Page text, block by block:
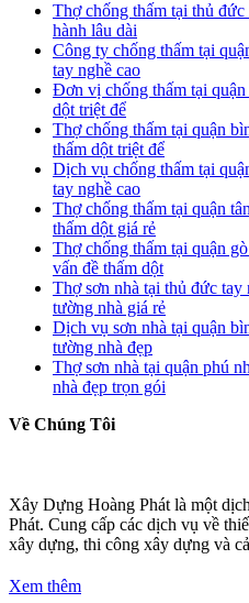
Thợ chống thấm tại thủ
hành lâu dài
Công ty chống thấm tại
tay nghề cao
Đơn vị chống thấm tại
dột triệt để
Thợ chống thấm tại quận
thấm dột triệt để
Dịch vụ chống thấm tại
tay nghề cao
Thợ chống thấm tại quận
thấm dột giá rẻ
Thợ chống thấm tại quận
vấn đề thấm dột
Thợ sơn nhà tại thủ đức tay
tường nhà giá rẻ
Dịch vụ sơn nhà tại quận
tường nhà đẹp
Thợ sơn nhà tại quận phú
nhà đẹp trọn gói
Về Chúng Tôi
Xây Dựng Hoàng Phát là một
Phát. Cung cấp các dịch vụ về
xây dựng, thi công xây dựng và
Xem thêm